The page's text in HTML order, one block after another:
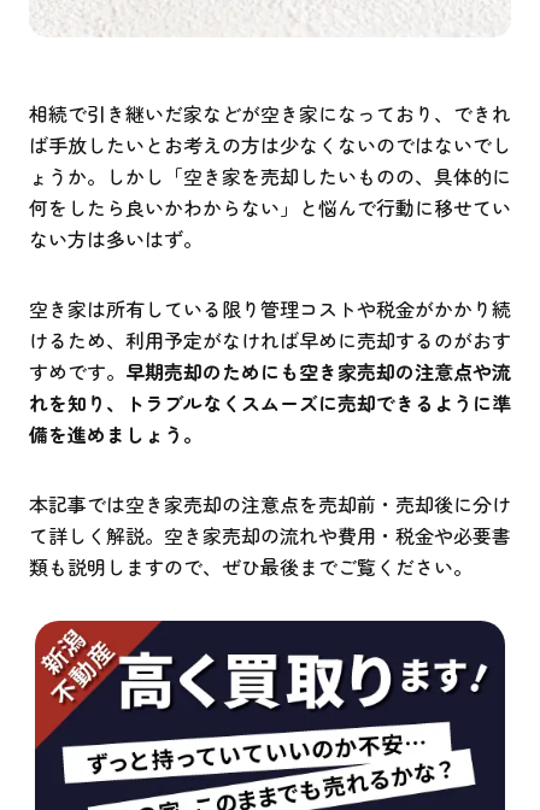
相続で引き継いだ家などが空き家になっており、できれ
ば手放したいとお考えの方は少なくないのではないでし
ょうか。しかし「空き家を売却したいものの、具体的に
何をしたら良いかわからない」と悩んで行動に移せてい
ない方は多いはず。
空き家は所有している限り管理コストや税金がかかり続
けるため、利用予定がなければ早めに売却するのがおす
すめです。 早期売却のためにも空き家売却の注意点や流
れを知り、トラブルなくスムーズに売却できるように準
備を進めましょう。
本記事では空き家売却の注意点を売却前・売却後に分け
て詳しく解説。空き家売却の流れや費用・税金や必要書
類も説明しますので、ぜひ最後までご覧ください。